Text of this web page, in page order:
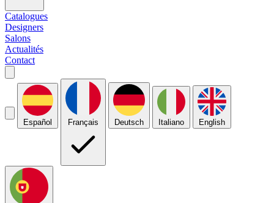
Catalogues
Designers
Salons
Actualités
Contact
Español Français Deutsch Italiano English